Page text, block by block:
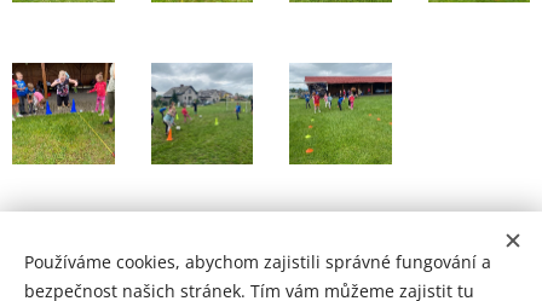
Používáme cookies, abychom zajistili správné fungování a
bezpečnost našich stránek. Tím vám můžeme zajistit tu